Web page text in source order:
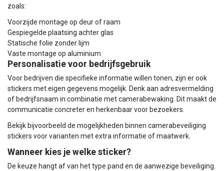
zoals:
Voorzijde montage op deur of raam
Gespiegelde plaatsing achter glas
Statische folie zonder lijm
Vaste montage op aluminium
Personalisatie voor bedrijfsgebruik
Voor bedrijven die specifieke informatie willen tonen, zijn er ook
stickers met eigen gegevens mogelijk. Denk aan adresvermelding
of bedrijfsnaam in combinatie met camerabewaking. Dit maakt de
communicatie concreter en herkenbaar voor bezoekers.
Bekijk bijvoorbeeld de mogelijkheden binnen camerabeveiliging
stickers voor varianten met extra informatie of maatwerk.
Wanneer kies je welke sticker?
De keuze hangt af van het type pand en de aanwezige beveiliging.